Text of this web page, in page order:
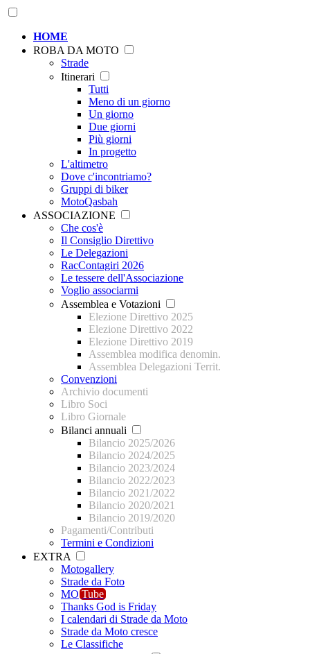
HOME
ROBA DA MOTO
Strade
Itinerari
Tutti
Meno di un giorno
Un giorno
Due giorni
Più giorni
In progetto
L'altimetro
Dove c'incontriamo?
Gruppi di biker
MotoQasbah
ASSOCIAZIONE
Che cos'è
Il Consiglio Direttivo
Le Delegazioni
RacContagiri 2026
Le tessere dell'Associazione
Voglio associarmi
Assemblea e Votazioni
Elezione Direttivo 2025
Elezione Direttivo 2022
Elezione Direttivo 2019
Assemblea modifica denomin.
Assemblea Delegazioni Territ.
Convenzioni
Archivio documenti
Libro Soci
Libro Giornale
Bilanci annuali
Bilancio 2025/2026
Bilancio 2024/2025
Bilancio 2023/2024
Bilancio 2022/2023
Bilancio 2021/2022
Bilancio 2020/2021
Bilancio 2019/2020
Pagamenti/Contributi
Termini e Condizioni
EXTRA
Motogallery
Strade da Foto
MO Tube
Thanks God is Friday
I calendari di Strade da Moto
Strade da Moto cresce
Le Classifiche